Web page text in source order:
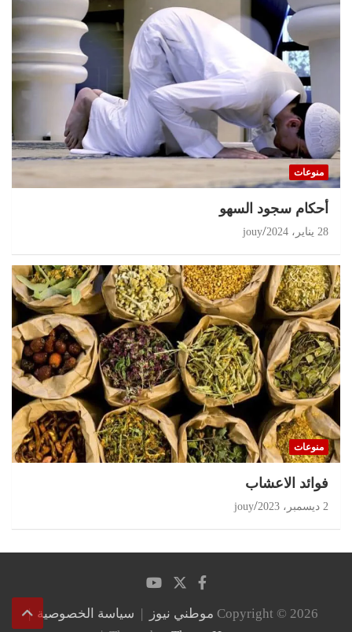
منوعات
أحكام سجود السهو
28 يناير، 2024 jouy
منوعات
‏فوائد الاعشاب
2 ديسمبر، 2023 jouy
Copyright © 2026 موطني نيوز
سياسة الخصوصية